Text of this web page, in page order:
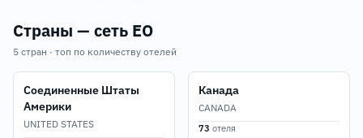
Страны — сеть EO
5 стран · топ по количеству отелей
Соединенные Штаты
Америки
UNITED STATES
Канада
CANADA
73 отеля